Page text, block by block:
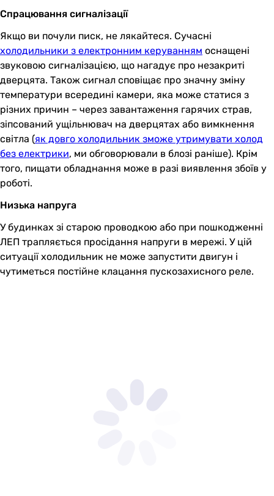
Спрацювання сигналізації
Якщо ви почули писк, не лякайтеся. Сучасні
холодильники з електронним керуванням оснащені
звуковою сигналізацією, що нагадує про незакриті
дверцята. Також сигнал сповіщає про значну зміну
температури всередині камери, яка може статися з
різних причин – через завантаження гарячих страв,
зіпсований ущільнювач на дверцятах або вимкнення
світла (як довго холодильник зможе утримувати холод
без електрики, ми обговорювали в блозі раніше). Крім
того, пищати обладнання може в разі виявлення збоїв у
роботі.
Низька напруга
У будинках зі старою проводкою або при пошкодженні
ЛЕП трапляється просідання напруги в мережі. У цій
ситуації холодильник не може запустити двигун і
чутиметься постійне клацання пускозахисного реле.